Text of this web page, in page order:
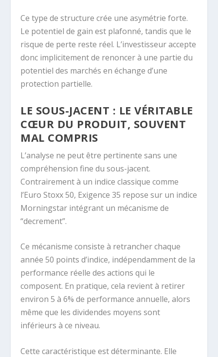
Ce type de structure crée une asymétrie forte.
Le potentiel de gain est plafonné, tandis que le
risque de perte reste réel. L’investisseur accepte
donc implicitement de renoncer à une partie du
potentiel des marchés en échange d’une
protection partielle.
LE SOUS-JACENT : LE VÉRITABLE
CŒUR DU PRODUIT, SOUVENT
MAL COMPRIS
L’analyse ne peut être pertinente sans une
compréhension fine du sous-jacent.
Contrairement à un indice classique comme
l’Euro Stoxx 50, Exigence 35 repose sur un indice
Morningstar intégrant un mécanisme de
“decrement”.
Ce mécanisme consiste à retrancher chaque
année 50 points d’indice, indépendamment de la
performance réelle des actions qui le
composent. En pratique, cela revient à retirer
environ 5 à 6% de performance annuelle, alors
même que les dividendes moyens sont
inférieurs à ce niveau.
Cette caractéristique est déterminante. Elle